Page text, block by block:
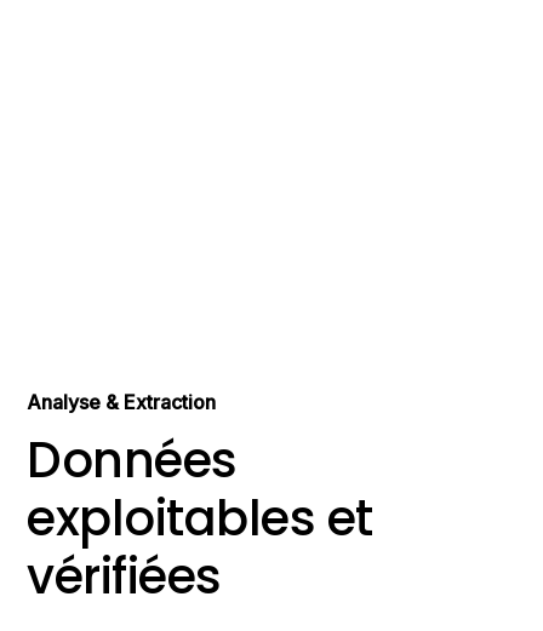
Analyse & Extraction
Données
exploitables et
vérifiées